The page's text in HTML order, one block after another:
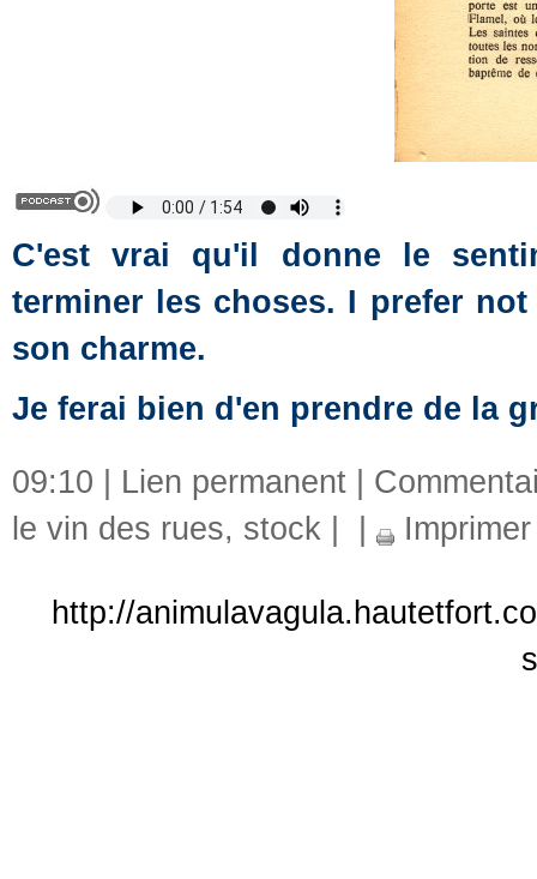
C'est vrai qu'il donne le
terminer les choses. I prefer
son charme.
Je ferai bien d'en prendre de la
09:10 | Lien permanent
le vin des rues, stock Imprimer
http://